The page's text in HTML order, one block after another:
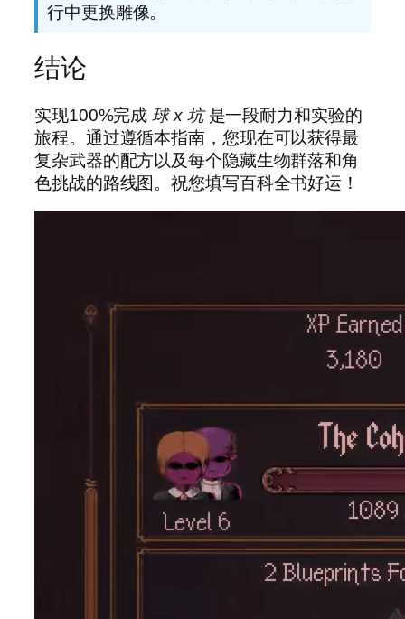
行中更换雕像。
结论
实现100%完成球 x 坑是一段耐力和实验的
旅程。通过遵循本指南，您现在可以获得最
复杂武器的配方以及每个隐藏生物群落和角
色挑战的路线图。祝您填写百科全书好运！